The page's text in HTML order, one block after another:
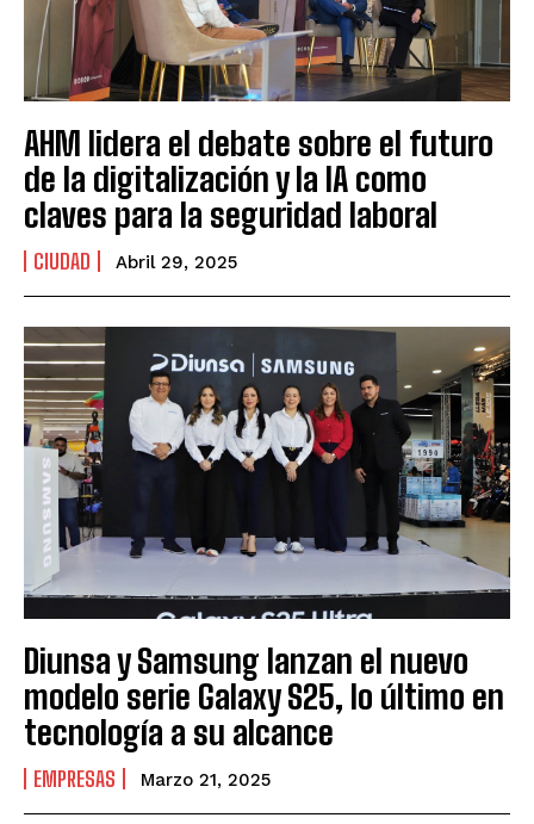
AHM lidera el debate sobre el futuro
de la digitalización y la IA como
claves para la seguridad laboral
CIUDAD Abril 29, 2025
Diunsa y Samsung lanzan el nuevo
modelo serie Galaxy S25, lo último en
tecnología a su alcance
EMPRESAS Marzo 21, 2025